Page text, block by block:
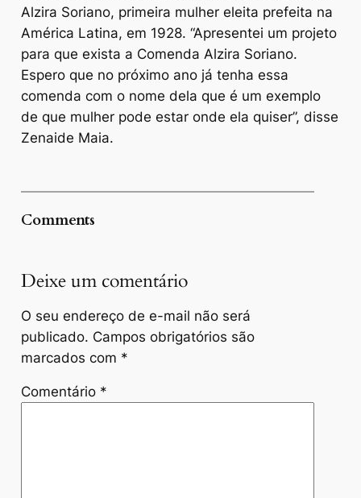
Alzira Soriano, primeira mulher eleita prefeita na
América Latina, em 1928. “Apresentei um projeto
para que exista a Comenda Alzira Soriano.
Espero que no próximo ano já tenha essa
comenda com o nome dela que é um exemplo
de que mulher pode estar onde ela quiser”, disse
Zenaide Maia.
Comments
Deixe um comentário
O seu endereço de e-mail não será
publicado. Campos obrigatórios são
marcados com *
Comentário *